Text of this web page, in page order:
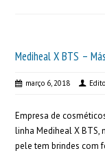
Mediheal X BTS –
março 6, 2018
Empresa de
linha Mediheal X BTS,
pele tem brindes com